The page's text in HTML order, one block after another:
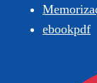
ebookpdf